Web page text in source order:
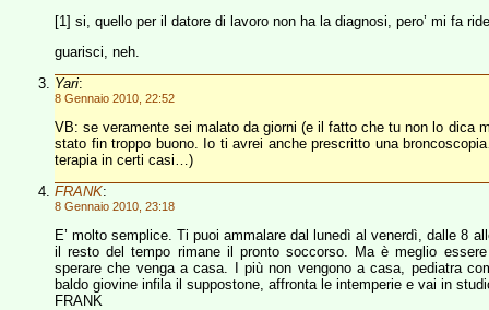
[1] si, quello per il datore di lavoro non ha la diagnosi, pero’ mi fa
guarisci, neh.
Yari:
8 Gennaio 2010, 22:52
VB: se veramente sei malato da giorni (e il fatto che tu non lo dica
stato fin troppo buono. Io ti avrei anche prescritto una
terapia in certi casi…)
FRANK:
8 Gennaio 2010, 23:18
E’ molto semplice. Ti puoi ammalare dal lunedì al venerdì, dalle 8
il resto del tempo rimane il pronto soccorso. Ma è meglio
sperare che venga a casa. I più non vengono a casa, pediatra
baldo giovine infila il suppostone, affronta le intemperie e vai in
FRANK